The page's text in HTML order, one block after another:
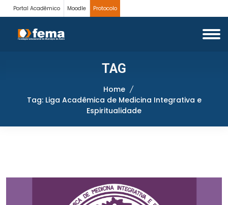
Portal Acadêmico Moodle Protocolo
TAG
Home
Tag: Liga Acadêmica de Medicina Integrativa e
Espiritualidade